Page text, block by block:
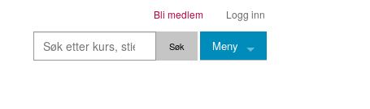
Logg inn
Bli medlem
Meny